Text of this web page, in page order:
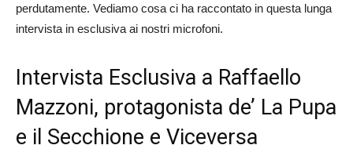
perdutamente. Vediamo cosa ci ha raccontato in questa lunga
intervista in esclusiva ai nostri microfoni.
Intervista Esclusiva a Raffaello
Mazzoni, protagonista de’ La Pupa
e il Secchione e Viceversa